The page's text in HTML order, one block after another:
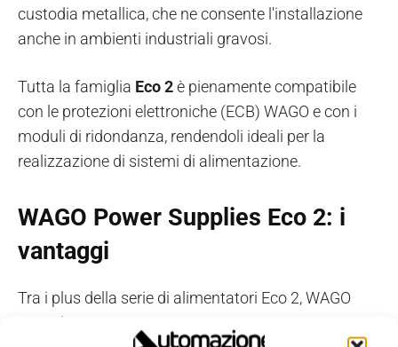
custodia metallica, che ne consente l'installazione
anche in ambienti industriali gravosi.
Tutta la famiglia Eco 2è pienamente compatibile
con le protezioni elettroniche (ECB) WAGO e con i
moduli di ridondanza, rendendoli ideali per la
realizzazione di sistemi di alimentazione.
WAGO Power Supplies Eco 2: i
vantaggi
Tra i plus della serie di alimentatori Eco 2, WAGO
segnala: